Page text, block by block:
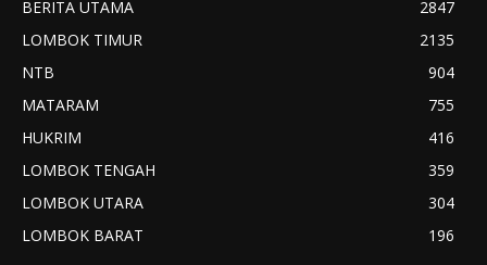
BERITA UTAMA
2847
LOMBOK TIMUR
2135
NTB
904
MATARAM
755
HUKRIM
416
LOMBOK TENGAH
359
LOMBOK UTARA
304
LOMBOK BARAT
196